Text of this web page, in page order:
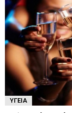
ΥΓΕΊΑ